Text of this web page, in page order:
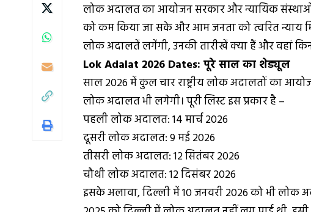
लोक अदालत का आयोजन सरकार और न्यायिक
को कम किया जा सके और आम जनता को त्वरित न्याय
लोक अदालतें लगेंगी, उनकी तारीखें क्या हैं और वहां किन
Lok Adalat 2026 Dates: पूरे साल का शेड्यूल
साल 2026 में कुल चार राष्ट्रीय लोक अदालतों का
लोक अदालत भी लगेगी। पूरी लिस्ट इस प्रकार है –
पहली लोक अदालत: 14 मार्च 2026
दूसरी लोक अदालत: 9 मई 2026
तीसरी लोक अदालत: 12 सितंबर 2026
चौथी लोक अदालत: 12 दिसंबर 2026
इसके अलावा, दिल्ली में 10 जनवरी 2026 को भी लोक